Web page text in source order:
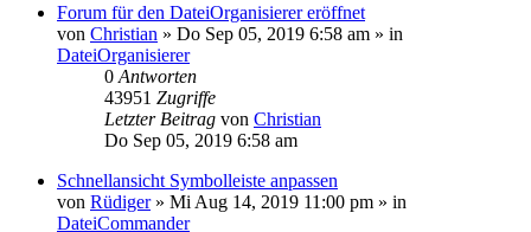
Forum für den DateiOrganisierer eröffnet
von Christian » Do Sep 05, 2019 6:58 am » in
DateiOrganisierer
0 Antworten
43951 Zugriffe
Letzter Beitrag von Christian
Do Sep 05, 2019 6:58 am
Schnellansicht Symbolleiste anpassen
von Rüdiger» Mi Aug 14, 2019 11:00 pm » in
DateiCommander